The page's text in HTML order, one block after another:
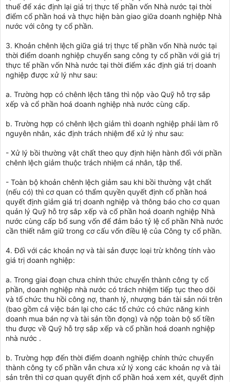
thuế để xác định lại giá trị thực tế phần vốn Nhà nước tại thời
điểm cổ phần hoá và thực hiện bàn giao giữa doanh nghiệp Nhà
nước với công ty cổ phần.
3. Khoản chênh lệch giữa giá trị thực tế phần vốn Nhà nước tại
thời điểm doanh nghiệp chuyển sang công ty cổ phần với giá trị
thực tế phần vốn Nhà nước tại thời điểm xác định giá trị doanh
nghiệp được xử lý như sau:
a. Trường hợp có chênh lệch tăng thì nộp vào Quỹ hỗ trợ sắp
xếp và cổ phần hoá doanh nghiệp nhà nước cùng cấp.
b. Trường hợp có chênh lệch giảm thì doanh nghiệp phải làm rõ
nguyên nhân, xác định trách nhiệm để xử lý như sau:
- Xử lý bồi thường vật chất theo quy định hiện hành đối với phần
chênh lệch giảm thuộc trách nhiệm cá nhân, tập thể.
- Toàn bộ khoản chênh lệch giảm sau khi bồi thường vật chất
(nếu có) thì cơ quan có thẩm quyền quyết định cổ phần hoá
quyết định giảm giá trị doanh nghiệp và thông báo cho cơ quan
quản lý Quỹ hỗ trợ sắp xếp và cổ phần hoá doanh nghiệp Nhà
nước cùng cấp bổ sung vốn để đảm bảo tỷ lệ cổ phần Nhà nước
cần thiết nắm giữ trong cơ cấu vốn điều lệ của Công ty cổ phần.
4. Đối với các khoản nợ và tài sản được loại trừ không tính vào
giá trị doanh nghiệp:
a. Trong giai đoạn chưa chính thức chuyển thành công ty cổ
phần, doanh nghiệp nhà nước có trách nhiệm tiếp tục theo dõi
và tổ chức thu hồi công nợ, thanh lý, nhượng bán tài sản nói trên
(bao gồm cả việc bán lại cho các tổ chức có chức năng kinh
doanh mua bán nợ và tài sản tồn đọng) và nộp toàn bộ số tiền
thu được về Quỹ hỗ trợ sắp xếp và cổ phần hoá doanh nghiệp
nhà nước .
b. Trường hợp đến thời điểm doanh nghiệp chính thức chuyển
thành công ty cổ phần vẫn chưa xử lý xong các khoản nợ và tài
sản trên thì cơ quan quyết định cổ phần hoá xem xét, quyết định